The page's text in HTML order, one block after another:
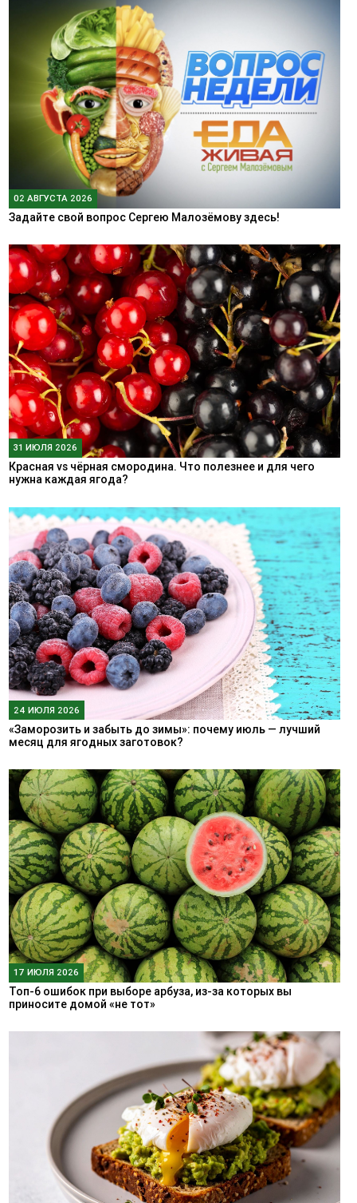
02 АВГУСТА 2026
Задайте свой вопрос Сергею Малозёмову здесь!
31 ИЮЛЯ 2026
Красная vs чёрная смородина. Что полезнее и для чего
нужна каждая ягода?
24 ИЮЛЯ 2026
«Заморозить и забыть до зимы»: почему июль — лучший
месяц для ягодных заготовок?
17 ИЮЛЯ 2026
Топ-6 ошибок при выборе арбуза, из-за которых вы
приносите домой «не тот»